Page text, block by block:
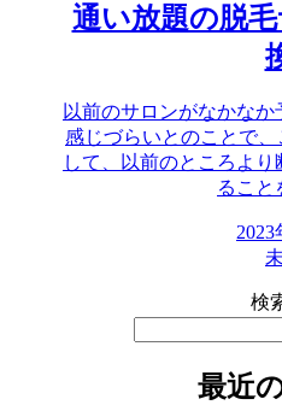
通い放題の脱
以前のサロンがなかな
感じづらいとのことで
して、以前のところよ
るこ
2023
検
最近